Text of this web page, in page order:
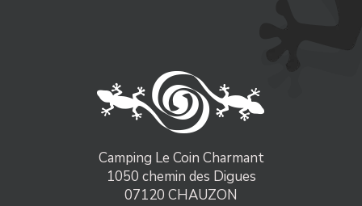
Camping Le Coin Charmant
1050 chemin des Digues
07120 CHAUZON